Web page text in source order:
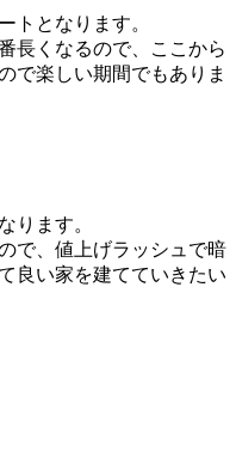
トとなります。
長くなるので、ここから
で楽しい期間でもありま
ります。
で、値上げラッシュで暗
良い家を建てていきたい